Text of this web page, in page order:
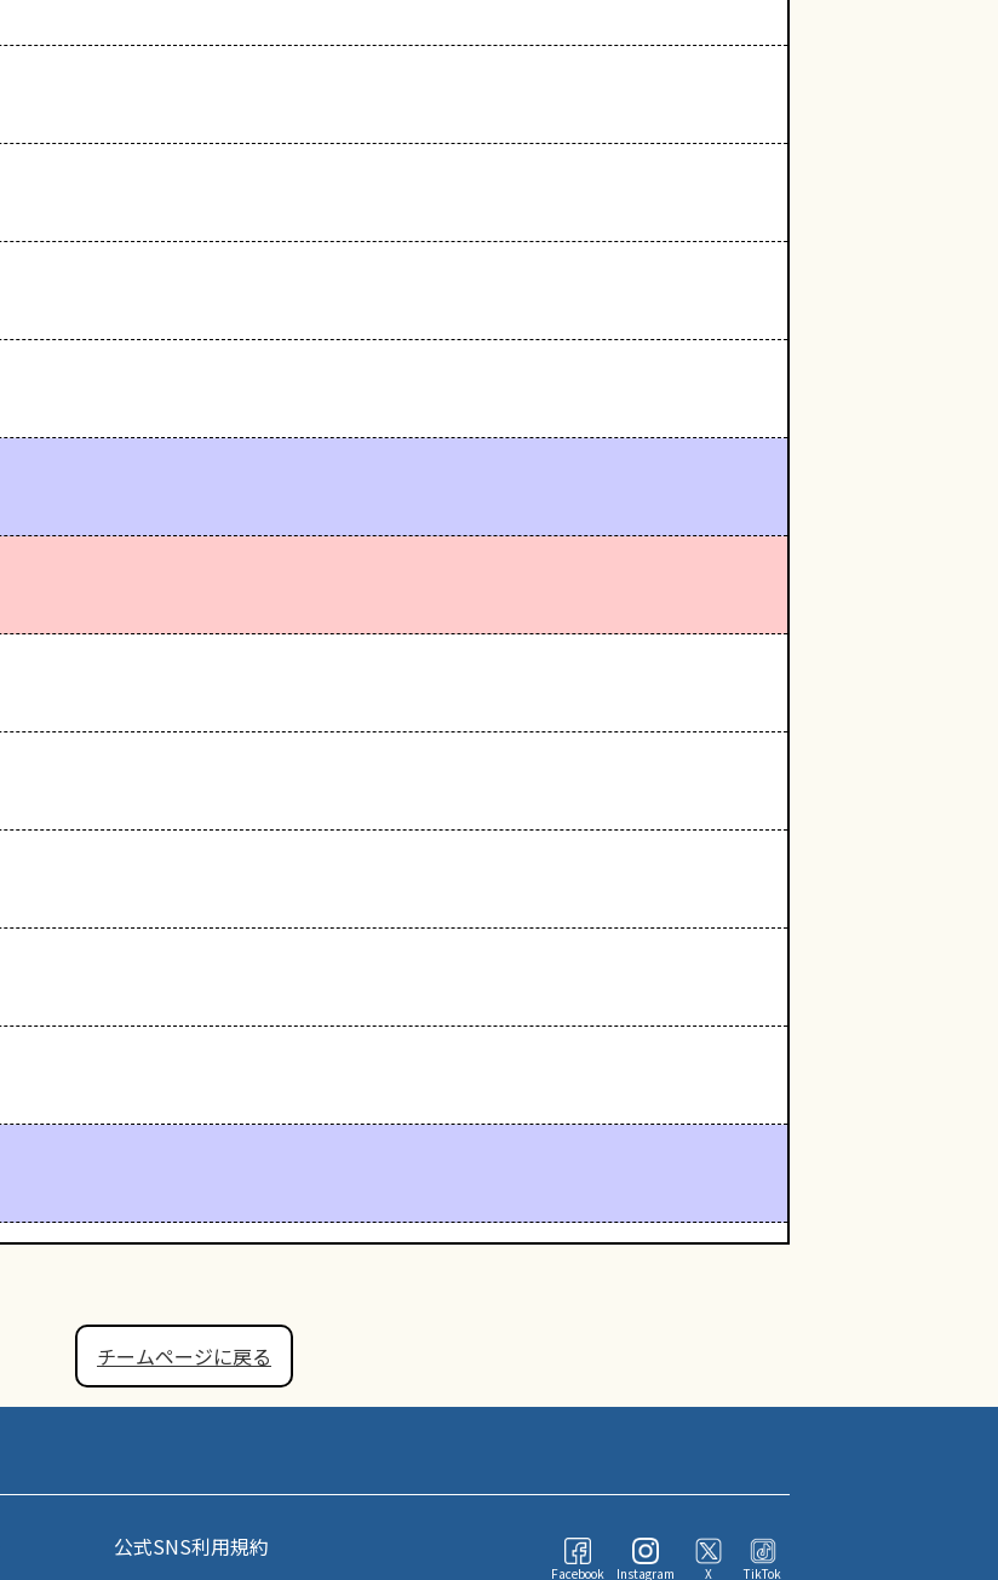
チームページに戻る
公式SNS利用規約
Facebook Instagram X TikTok